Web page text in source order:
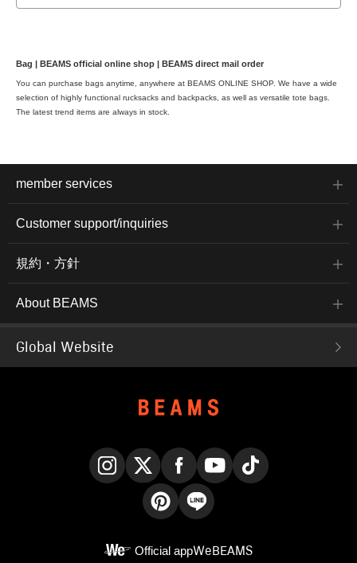
Bag | BEAMS official online shop | BEAMS direct mail order
You can purchase bags anytime, anywhere at BEAMS ONLINE SHOP. We have a wide
selection of highly functional rucksacks and backpacks, as well as versatile tote bags.
The latest trend items are always in stock.
member services
Customer support/inquiries
規約・方針
About BEAMS
Global Website
Official appWeBEAMS